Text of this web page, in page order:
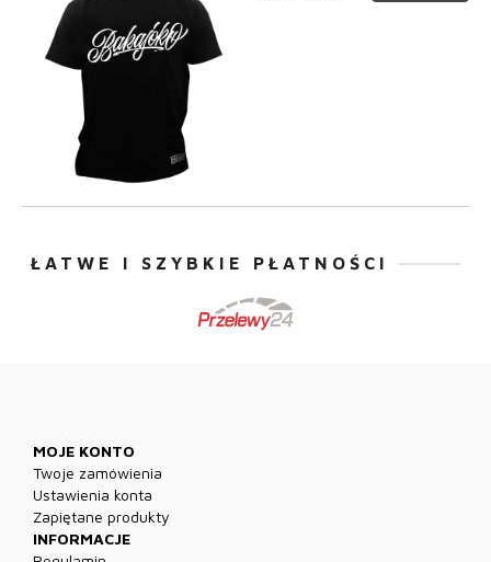
ŁATWE I SZYBKIE PŁATNOŚCI
MOJE KONTO
Twoje zamówienia
Ustawienia konta
Zapiętane produkty
INFORMACJE